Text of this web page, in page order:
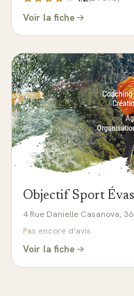
Voir la fiche
Objectif Sport
4 Rue Danielle Casanova,
Pas encore d'avis
Voir la fiche